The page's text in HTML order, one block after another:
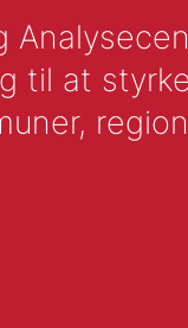
til at